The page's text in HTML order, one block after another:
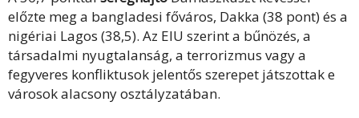
előzte meg a bangladesi főváros, Dakka (38 pont) és a
nigériai Lagos (38,5). Az EIU szerint a bűnözés, a
társadalmi nyugtalanság, a terrorizmus vagy a
fegyveres konfliktusok jelentős szerepet játszottak e
városok alacsony osztályzatában.